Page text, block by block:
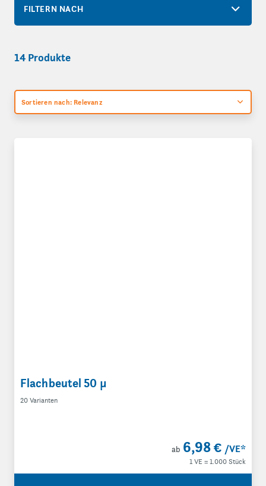
FILTERN NACH
14 Produkte
Sortieren nach: Relevanz
Flachbeutel 50 µ
20 Varianten
ab 6,98 € /VE*
1 VE = 1.000 Stück